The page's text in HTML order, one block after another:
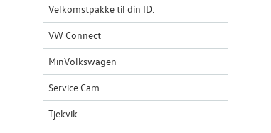
Velkomstpakke til din ID.
VW Connect
MinVolkswagen
Service Cam
Tjekvik